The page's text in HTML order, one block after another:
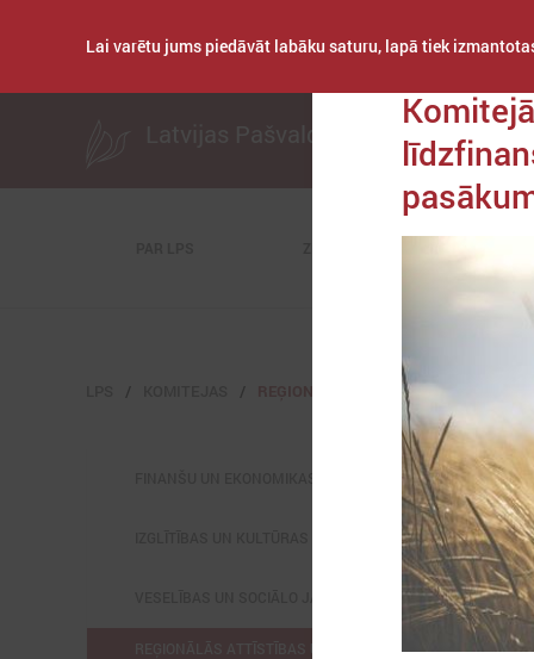
Lai varētu jums piedāvāt labāku saturu, lapā tiek
Latvijas Pašvaldību savienība
REĢIONĀLĀS ATTĪSTĪBAS UN
VESELĪBAS UN SOCIĀLO JAUTĀJUMU KOMITEJA
REĢIONĀLĀS ATTĪSTĪBAS UN SADARBĪBAS
Publicēts: 2023.